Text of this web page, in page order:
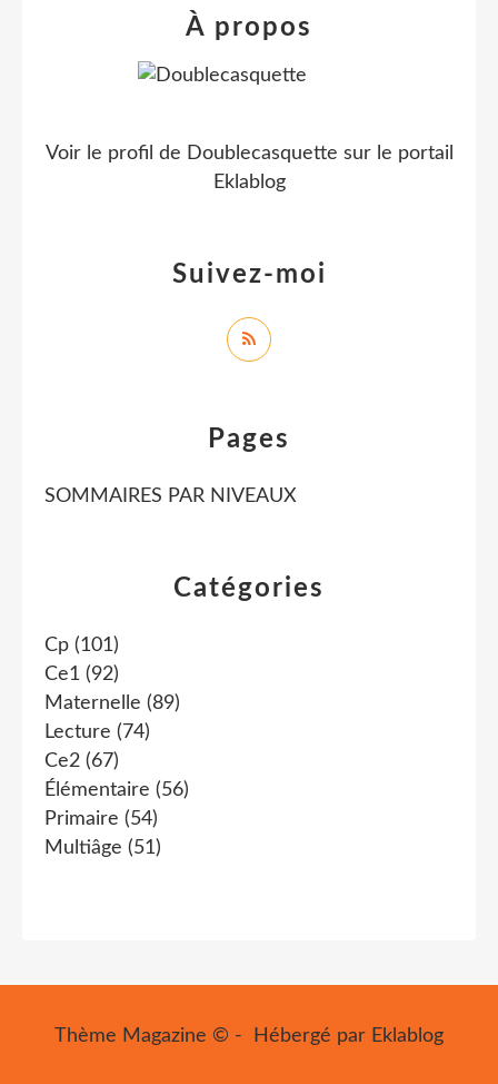
Catégories
Cp (101)
Ce1 (92)
Maternelle (89)
Lecture (74)
Ce2 (67)
Élémentaire (56)
Primaire (54)
Multiâge (51)
Pages
SOMMAIRES PAR NIVEAUX
Suivez-moi
À propos
Voir le profil de Doublecasquette sur le portail
Eklablog
Thème Magazine © - Hébergé par Eklablog